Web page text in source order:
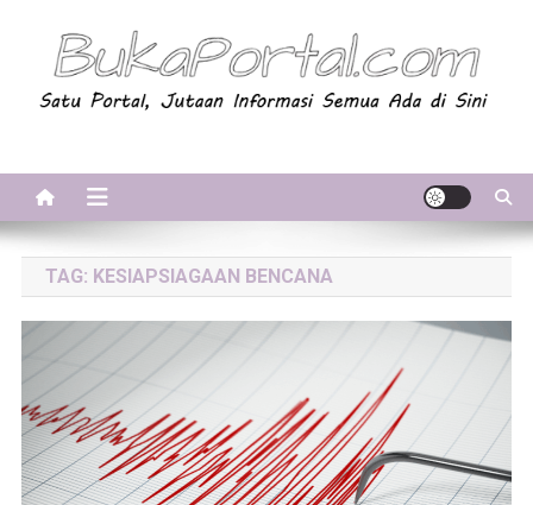
content
TAG: KESIAPSIAGAAN BENCANA